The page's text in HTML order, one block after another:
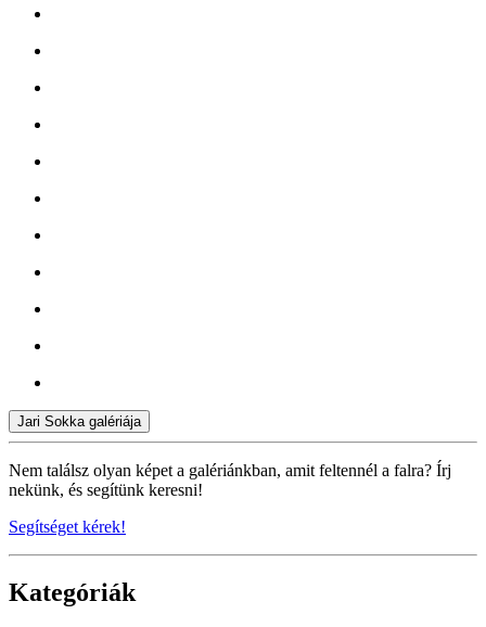
Jari Sokka galériája
Nem találsz olyan képet a galériánkban, amit feltennél a falra? Írj
nekünk, és segítünk keresni!
Segítséget kérek!
Kategóriák